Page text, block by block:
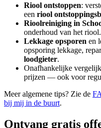
Riool ontstoppen:
een riool
Rioolreiniging in
onderhoud van het riool.
Lekkage opsporen en
opsporing lekkage,
loodgieter.
Onafhankelijke
prijzen — ook voor
Meer algemene tips? Zie de
bij mij in de buurt.
Ontvang gratis